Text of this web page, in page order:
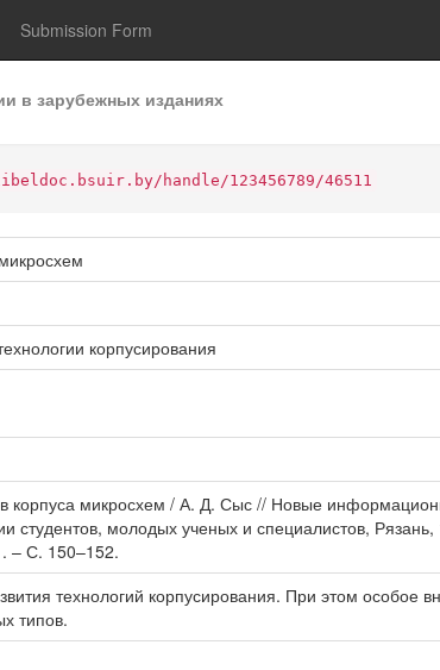
Submission Form
в зарубежных изданиях
handle/123456789/46511
корпусирования
микросхем / А. Д. Сыс // Новые
студентов, молодых ученых и специалистов,
– С. 150–152.
технологий корпусирования. При этом особое
типов.